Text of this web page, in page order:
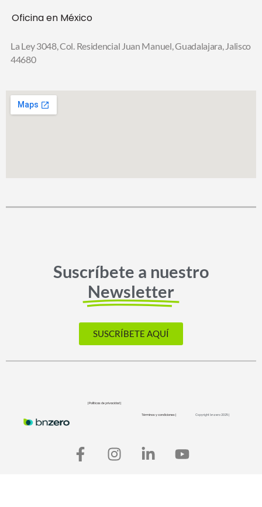
Oficina en México
La Ley 3048, Col. Residencial Juan Manuel,Guadalajara, Jalisco
44680
Suscríbete a nuestro
Newsletter
SUSCRÍBETE AQUÍ
| Políticas de privacidad |
Términos y condiciones | Copyright bnzero 2025 |